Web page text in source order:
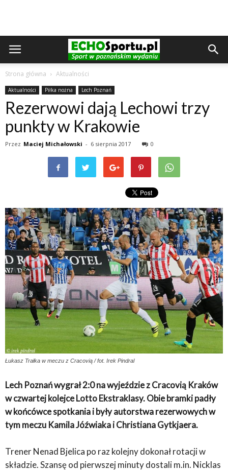
Strona główna Aktualności
Aktualności Piłka nożna Lech Poznań
Rezerwowi dają Lechowi trzy
punkty w Krakowie
Przez Maciej Michałowski - 6 sierpnia 2017 0
Łukasz Trałka w meczu z Cracovią / fot. Irek Pindral
Lech Poznań wygrał 2:0 na wyjeździe z Cracovią Kraków
w czwartej kolejce Lotto Ekstraklasy. Obie bramki padły
w końcówce spotkania i były autorstwa rezerwowych w
tym meczu Kamila Jóźwiaka i Christiana Gytkjaera.
Trener Nenad Bjelica po raz kolejny dokonał rotacji w
składzie. Szansę od pierwszej minuty dostali m.in. Nicklas